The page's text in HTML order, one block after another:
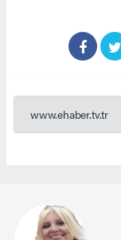
www.ehaber.tv.tr